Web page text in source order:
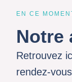
EN CE
Notre
Retrouvez
rendez-